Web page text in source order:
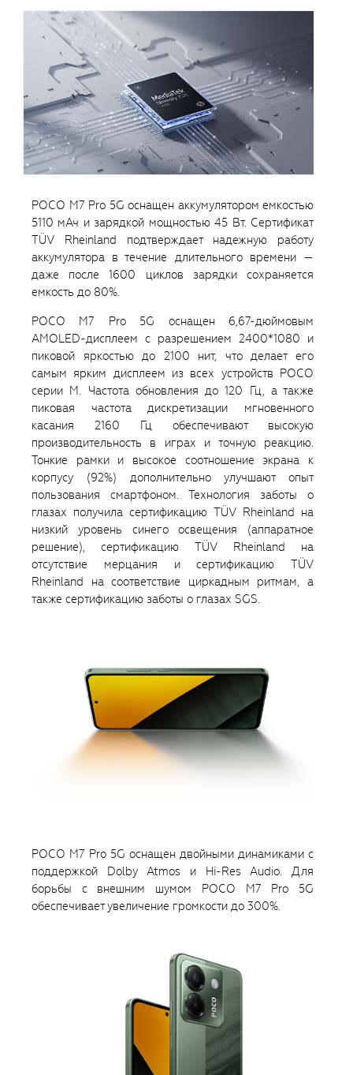
POCO M7 Pro 5G оснащен аккумулятором емкостью
5110 мАч и зарядкой мощностью 45 Вт. Сертификат
TÜV Rheinland подтверждает надежную работу
аккумулятора в течение длительного времени —
даже после 1600 циклов зарядки сохраняется
емкость до 80%.
POCO M7 Pro 5G оснащен 6,67-дюймовым
AMOLED-дисплеем с разрешением 2400*1080 и
пиковой яркостью до 2100 нит, что делает его
самым ярким дисплеем из всех устройств POCO
серии M. Частота обновления до 120 Гц, а также
пиковая частота дискретизации мгновенного
касания 2160 Гц обеспечивают высокую
производительность в играх и точную реакцию.
Тонкие рамки и высокое соотношение экрана к
корпусу (92%) дополнительно улучшают опыт
пользования смартфоном. Технология заботы о
глазах получила сертификацию TÜV Rheinland на
низкий уровень синего освещения (аппаратное
решение), сертификацию TÜV Rheinland на
отсутствие мерцания и сертификацию TÜV
Rheinland на соответствие циркадным ритмам, а
также сертификацию заботы о глазах SGS.
POCO M7 Pro 5G оснащен двойными динамиками с
поддержкой Dolby Atmos и Hi-Res Audio. Для
борьбы с внешним шумом POCO M7 Pro 5G
обеспечивает увеличение громкости до 300%.